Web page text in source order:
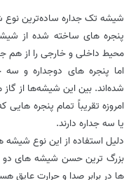
شیشه تک جداره ساده‌ترین
پنجره های ساخته شده از
محیط داخلی و خارجی را از هم
اما پنجره های دوجداره و
شده‌اند. بین این شیشه‌ها از
امروزه تقریباً تمام پنجره
یا سه جداره دارند.
دلیل استفاده از این نوع شیشه
بزرگ ترین حسن شیشه های دو
ها در برابر صدا و حرارت عایق